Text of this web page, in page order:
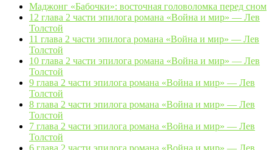
Маджонг «Бабочки»: восточная головоломка перед сном
12 глава 2 части эпилога романа «Война и мир» — Лев
Толстой
11 глава 2 части эпилога романа «Война и мир» — Лев
Толстой
10 глава 2 части эпилога романа «Война и мир» — Лев
Толстой
9 глава 2 части эпилога романа «Война и мир» — Лев
Толстой
8 глава 2 части эпилога романа «Война и мир» — Лев
Толстой
7 глава 2 части эпилога романа «Война и мир» — Лев
Толстой
6 глава 2 части эпилога романа «Война и мир» — Лев